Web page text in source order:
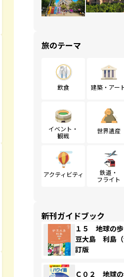
旅のテーマ
飲食 建築・アー
イベント・
観戦
世界遺産
アクティビティ
鉄道・
フライト
新刊ガイドブック
１５ 地球の
豆大島 利島
訂版
Ｃ０２ 地球